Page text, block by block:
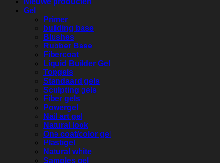
Nieuwe producten
Gel
Primer
building base
Blushes
Rubber Base
Fibercoat
Liquid Builder Gel
Topgels
Standaard gels
Sculpting gels
Fiber gels
Powergel
Nail art gel
Natural look
One coat/color gel
Plastigel
Natural white
Samples gel